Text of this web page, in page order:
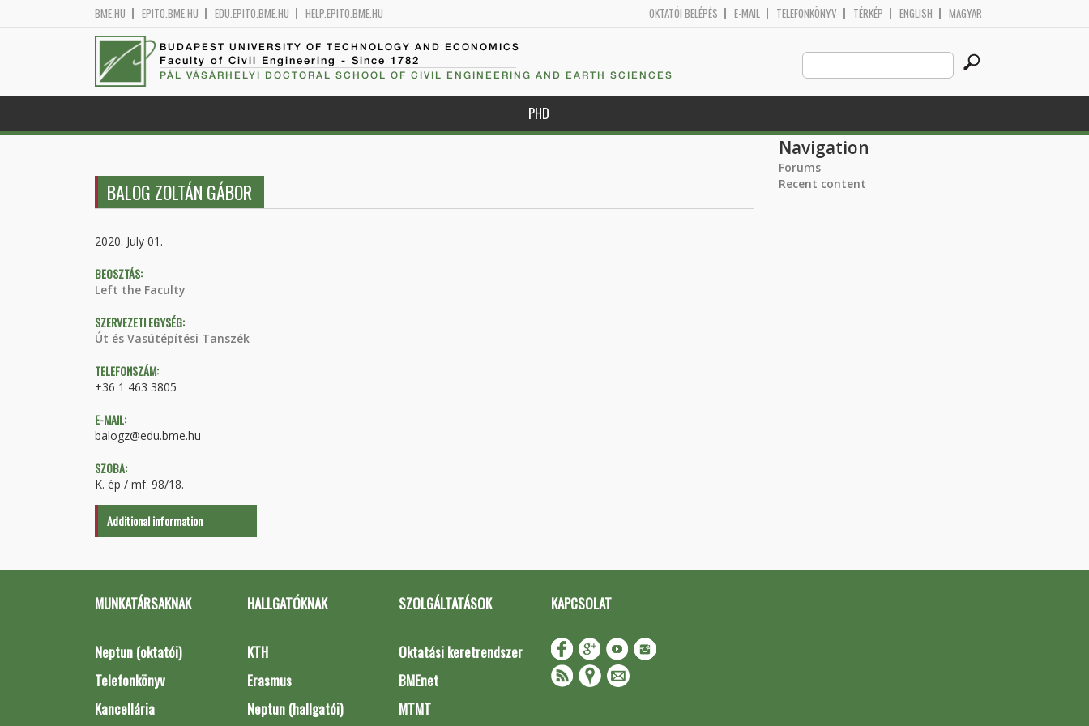
BME.HU EPITO.BME.HU EDU.EPITO.BME.HU HELP.EPITO.BME.HU OKTATÓI BELÉPÉS E-MAIL TELEFONKÖNYV TÉRKÉP ENGLISH MAGYAR
BUDAPEST UNIVERSITY OF TECHNOLOGY AND ECONOMICS
Faculty of Civil Engineering - Since 1782
PÁL VÁSÁRHELYI DOCTORAL SCHOOL OF CIVIL ENGINEERING AND EARTH SCIENCES
Search
this
site
PHD
BALOG ZOLTÁN GÁBOR
2020. July 01.
BEOSZTÁS:
Left the Faculty
SZERVEZETI EGYSÉG:
Út és Vasútépítési Tanszék
TELEFONSZÁM:
+36 1 463 3805
E-MAIL:
balogz@edu.bme.hu
SZOBA:
K. ép / mf. 98/18.
Additional information
Navigation
Forums
Recent content
MUNKATÁRSAKNAK
Neptun (oktatói)
Telefonkönyv
Kancellária
HALLGATÓKNAK
KTH
Erasmus
Neptun (hallgatói)
SZOLGÁLTATÁSOK
Oktatási keretrendszer
BMEnet
MTMT
KAPCSOLAT